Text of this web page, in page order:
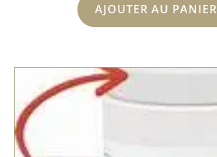
AJOUTER AU PANIER